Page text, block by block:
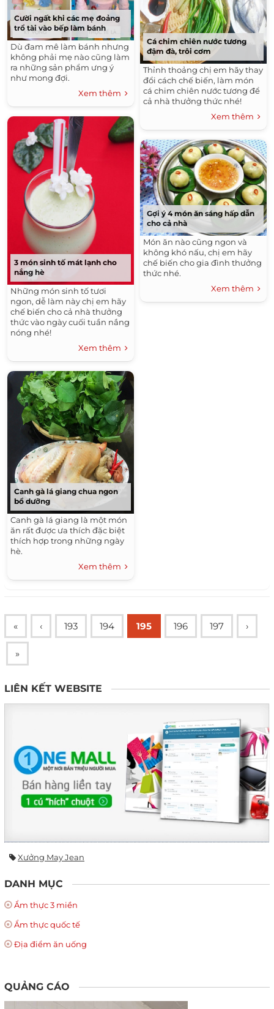
Cười ngất khi các mẹ đoảng
trổ tài vào bếp làm bánh
Dù đam mê làm bánh nhưng
không phải mẹ nào cũng làm
ra những sản phẩm ưng ý
như mong đợi.
Xem thêm
3 món sinh tố mát lạnh cho
nắng hè
Những món sinh tố tươi
ngon, dễ làm này chị em hãy
chế biến cho cả nhà thưởng
thức vào ngày cuối tuần nắng
nóng nhé!
Xem thêm
Canh gà lá giang chua ngon
bổ dưỡng
Canh gà lá giang là một món
ăn rất được ưa thích đặc biệt
thích hợp trong những ngày
hè.
Xem thêm
Cá chim chiên nước tương
đậm đà, trôi cơm
Thỉnh thoảng chị em hãy thay
đổi cách chế biến, làm món
cá chim chiên nước tương để
cả nhà thưởng thức nhé!
Xem thêm
Gợi ý 4 món ăn sáng hấp dẫn
cho cả nhà
Món ăn nào cũng ngon và
không khó nấu, chị em hãy
chế biến cho gia đình thưởng
thức nhé.
Xem thêm
« ‹ 193 194 195 196 197 ›
»
LIÊN KẾT WEBSITE
Xưởng May Jean
DANH MỤC
Ẩm thực 3 miền
Ẩm thực quốc tế
Địa điểm ăn uống
QUẢNG CÁO